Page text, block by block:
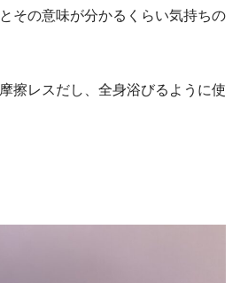
その意味が分かるくらい気持ちの
擦レスだし、全身浴びるように使